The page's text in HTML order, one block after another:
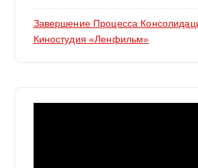
Завершение Процесса
Киностудия «Ленфильм»